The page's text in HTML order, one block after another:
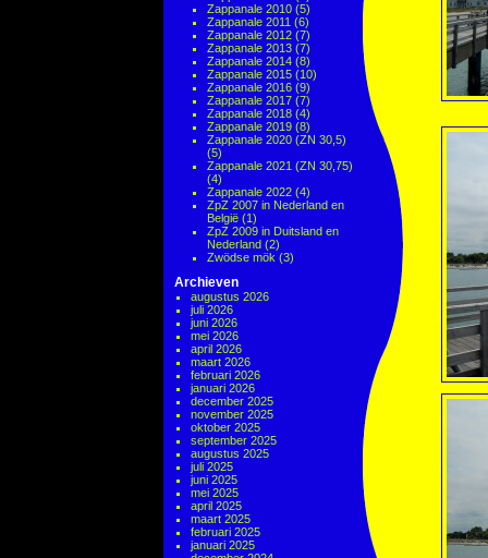
Zappanale 2010 (5)
Zappanale 2011 (6)
Zappanale 2012 (7)
Zappanale 2013 (7)
Zappanale 2014 (8)
Zappanale 2015 (10)
Zappanale 2016 (9)
Zappanale 2017 (7)
Zappanale 2018 (4)
Zappanale 2019 (8)
Zappanale 2020 (ZN 30,5)
(5)
Zappanale 2021 (ZN 30,75)
(4)
Zappanale 2022 (4)
ZpZ 2007 in Nederland en
België (1)
ZpZ 2009 in Duitsland en
Nederland (2)
Zwödse mök (3)
Archieven
augustus 2026
juli 2026
juni 2026
mei 2026
april 2026
maart 2026
februari 2026
januari 2026
december 2025
november 2025
oktober 2025
september 2025
augustus 2025
juli 2025
juni 2025
mei 2025
april 2025
maart 2025
februari 2025
januari 2025